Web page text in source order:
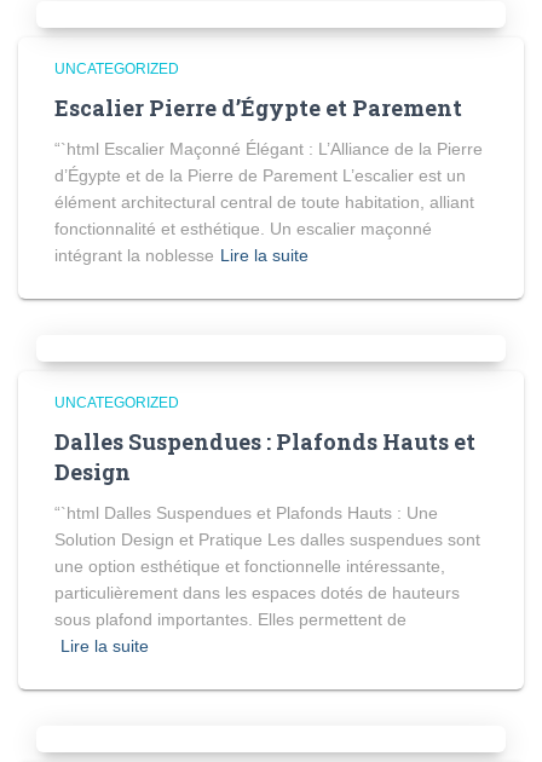
UNCATEGORIZED
Escalier Pierre d’Égypte et Parement
“`html Escalier Maçonné Élégant : L’Alliance de la Pierre
d’Égypte et de la Pierre de Parement L’escalier est un
élément architectural central de toute habitation, alliant
fonctionnalité et esthétique. Un escalier maçonné
intégrant la noblesse Lire la suite
UNCATEGORIZED
Dalles Suspendues : Plafonds Hauts et
Design
“`html Dalles Suspendues et Plafonds Hauts : Une
Solution Design et Pratique Les dalles suspendues sont
une option esthétique et fonctionnelle intéressante,
particulièrement dans les espaces dotés de hauteurs
sous plafond importantes. Elles permettent de
Lire la suite